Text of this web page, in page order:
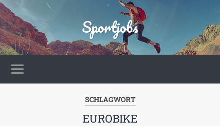
Sportjobs
SCHLAGWORT
EUROBIKE